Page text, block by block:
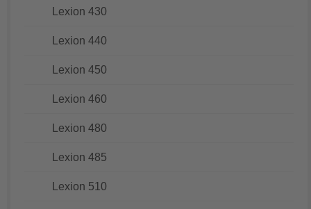
Lexion 430
Lexion 440
Lexion 450
Lexion 460
Lexion 480
Lexion 485
Lexion 510